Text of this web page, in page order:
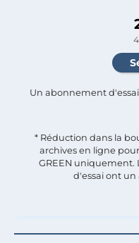
Un abonnement
* Réduction dans la
archives en ligne
GREEN
d'essai ont un